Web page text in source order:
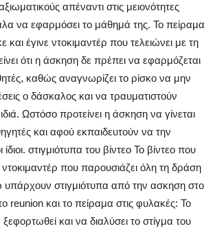
απέναντι στις μειονότητες
να εφαρμόσει το μάθημά της. Το πείραμα
έγινε ντοκιμαντέρ που τελειώνει με τη
ότι η άσκηση δε πρέπει να εφαρμόζεται
καθώς αναγνωρίζει το ρίσκο να μην
ο δάσκαλος και να τραυματιστούν
Ωστόσο προτείνει η άσκηση να γίνεται
και αφού εκπαιδευτούν να την
στιγμιότυπα του βίντεο Το βίντεο που
ντοκιμαντέρ που παρουσιάζει όλη τη δράση
στιγμιότυπα από την ασκηση στο
reunion και το πείραμα στις φυλακές: Το
και να διαλύσει το στίγμα του